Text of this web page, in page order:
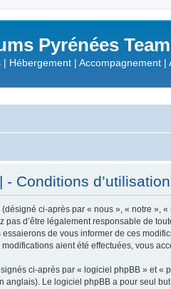
Pyrénées
| Hébergement | Accompagnement |
Conditions d’utilisation
ci-après par « nous », « notre »,
pas d’être légalement responsable de
de vous informer de ces
aient été effectuées, vous
ci-après par « logiciel phpBB » et
anglais). Le logiciel phpBB a pour seul